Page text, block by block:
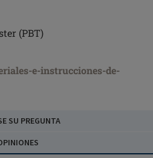
(PBT)
e-instrucciones-de-
SU PREGUNTA